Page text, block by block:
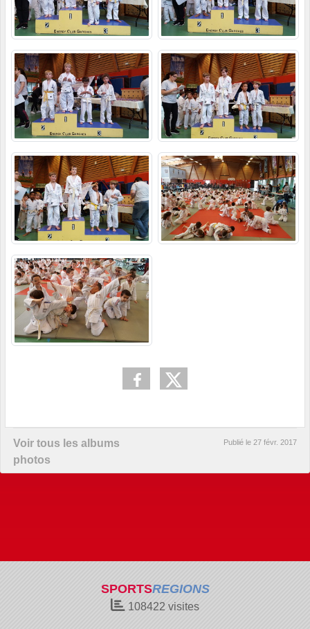
Voir tous les albums
photos
Publié le 27 févr. 2017
SPORTSREGIONS
108422 visites